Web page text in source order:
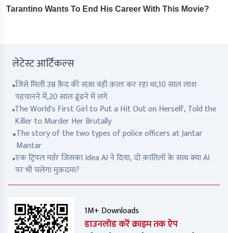
लेटेस्ट आर्टिकल्स
जिसे मिली उम्र क़ैद की सज़ा वही क़त्ल कर रहा था,10 साल लाश
पहचानने में,20 साल ढूंढने में लगे
The World's First Girl to Put a Hit Out on Herself, Told the
Killer to Murder Her Brutally
The story of the two types of police officers at Jantar
Mantar
एक ट्रिपल मर्डर जिसका Idea AI ने दिया, दो क़ातिलों के साथ क्या AI
पर भी चलेगा मुक़दमा?
1M+ Downloads
डाउनलोड करें क्राइम तक ऐप